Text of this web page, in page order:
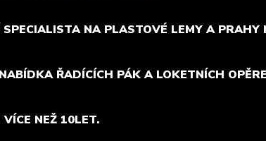
SPECIALISTA NA PLASTOVÉ LEMY A PRAHY
ŘADÍCÍCH PÁK A LOKETNÍCH
NEŽ 10LET.